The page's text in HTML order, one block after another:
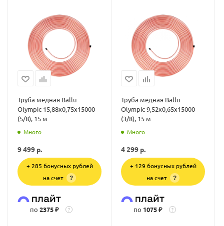
Труба медная Ballu
Olympic 15,88х0,75х15000
(5/8), 15 м
Много
9 499 р.
+ 285 бонусных рублей
на счет
?
по 2375 ₽ ?
Труба медная Ballu
Olympic 9,52х0,65х15000
(3/8), 15 м
Много
4 299 р.
+ 129 бонусных рублей
на счет
?
по 1075 ₽ ?